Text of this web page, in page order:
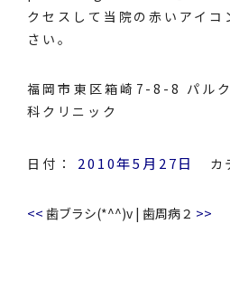
クセスして当院の赤いアイコ
さい。
福岡市東区箱崎7-8-8 パル
科クリニック
日付： 2010年5月27日 カ
<< 歯ブラシ(*^^)v | 歯周病２ >>